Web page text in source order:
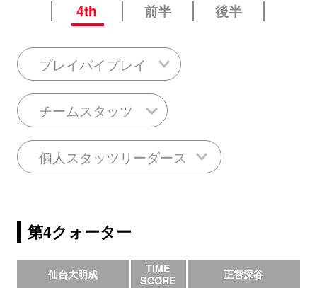
4th
前半 後半
プレイバイプレイ
チームスタッツ
個人スタッツリーダース
第4クォーター
仙台大明成
TIME
SCORE
正智深谷